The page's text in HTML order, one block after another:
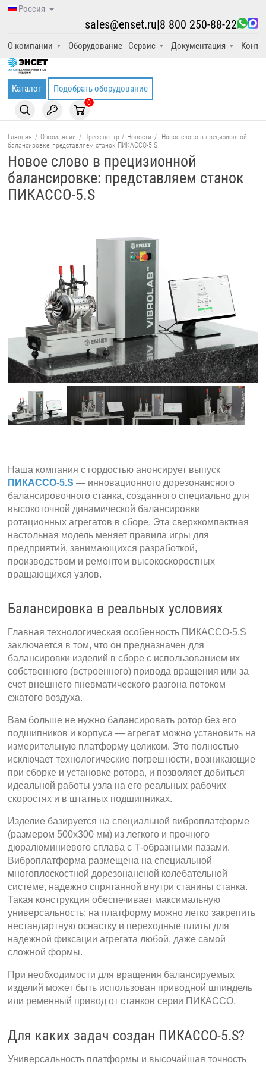
Россия
О компании Оборудование Сервис Документация
sales@enset.ru|8 800 250-88-22
Каталог Подобрать оборудование
0
Главная / О компании / Пресс-центр / Новости /
Новое слово в прецизионной
балансировке: представляем станок ПИКАССО-5.S
Новое слово в прецизионной
балансировке: представляем станок
ПИКАССО-5.S
Наша компания с гордостью анонсирует выпуск
ПИКАССО-5.S — инновационного дорезонансного
балансировочного станка, созданного специально для
высокоточной динамической балансировки
ротационных агрегатов в сборе. Эта сверхкомпактная
настольная модель меняет правила игры для
предприятий, занимающихся разработкой,
производством и ремонтом высокоскоростных
вращающихся узлов.
Балансировка в реальных условиях
Главная технологическая особенность ПИКАССО-5.S
заключается в том, что он предназначен для
балансировки изделий в сборе с использованием их
собственного (встроенного) привода вращения или за
счет внешнего пневматического разгона потоком
сжатого воздуха.
Вам больше не нужно балансировать ротор без его
подшипников и корпуса — агрегат можно установить на
измерительную платформу целиком. Это полностью
исключает технологические погрешности, возникающие
при сборке и установке ротора, и позволяет добиться
идеальной работы узла на его реальных рабочих
скоростях и в штатных подшипниках.
Изделие базируется на специальной виброплатформе
(размером 500х300 мм) из легкого и прочного
дюралюминиевого сплава с Т-образными пазами.
Виброплатформа размещена на специальной
многоплоскостной дорезонансной колебательной
системе, надежно спрятанной внутри станины станка.
Такая конструкция обеспечивает максимальную
универсальность: на платформу можно легко закрепить
нестандартную оснастку и переходные плиты для
надежной фиксации агрегата любой, даже самой
сложной формы.
При необходимости для вращения балансируемых
изделий может быть использован приводной шпиндель
или ременный привод от станков серии ПИКАССО.
Для каких задач создан ПИКАССО-5.S?
Универсальность платформы и высочайшая точность